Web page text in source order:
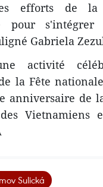
efforts de la
pour
Gabriela
activité
la Fête
anniversaire de
Vietnamiens
Sulická